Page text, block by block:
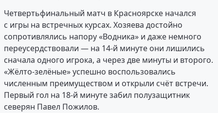
Четвертьфинальный матч в Красноярске начался
с игры на встречных курсах. Хозяева достойно
сопротивлялись напору «Водника» и даже немного
переусердствовали — на 14-й минуте они лишились
сначала одного игрока, а через две минуты и второго.
«Жёлто-зелёные» успешно воспользовались
численным преимуществом и открыли счёт встречи.
Первый гол на 18-й минуте забил полузащитник
северян Павел Пожилов.